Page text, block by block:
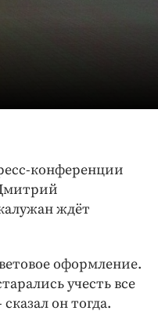
конференции
ждёт
оформление.
учесть все
он тогда.